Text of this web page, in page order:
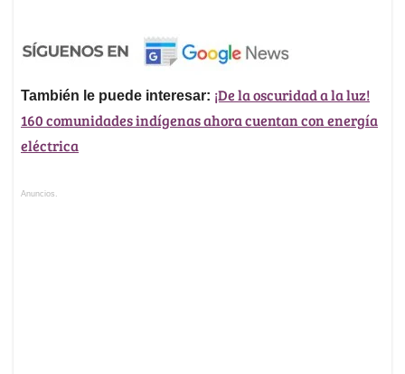
También le puede interesar: ¡De la oscuridad a la luz!
160 comunidades indígenas ahora cuentan con energía
eléctrica
Anuncios.